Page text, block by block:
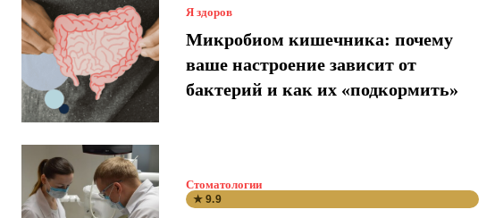
Я здоров
Микробиом кишечника: почему
ваше настроение зависит от
бактерий и как их «подкормить»
Стоматологии
★ 9.9